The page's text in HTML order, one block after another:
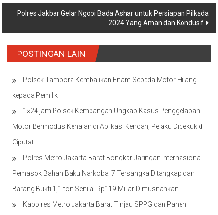
Polres Jakbar Gelar Ngopi Bada Ashar untuk Persiapan Pilkada
2024 Yang Aman dan Kondusif
POSTINGAN LAIN
Polsek Tambora Kembalikan Enam Sepeda Motor Hilang
kepada Pemilik
1×24 jam Polsek Kembangan Ungkap Kasus Penggelapan
Motor Bermodus Kenalan di Aplikasi Kencan, Pelaku Dibekuk di
Ciputat
Polres Metro Jakarta Barat Bongkar Jaringan Internasional
Pemasok Bahan Baku Narkoba, 7 Tersangka Ditangkap dan
Barang Bukti 1,1 ton Senilai Rp119 Miliar Dimusnahkan
Kapolres Metro Jakarta Barat Tinjau SPPG dan Panen